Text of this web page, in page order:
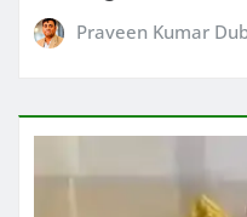
Praveen Kumar